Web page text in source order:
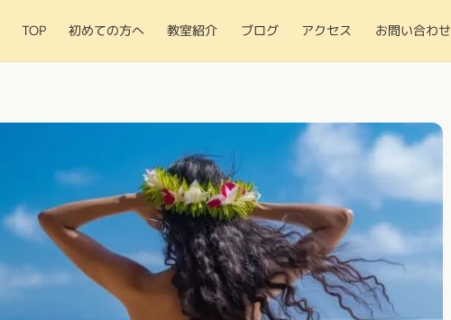
TOP 初めての方へ 教室紹介 ブログ アクセス お問い合わせ